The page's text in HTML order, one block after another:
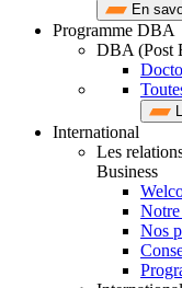
En
Programme DBA
DBA (Post
International
Les
Business
Notre
Nos